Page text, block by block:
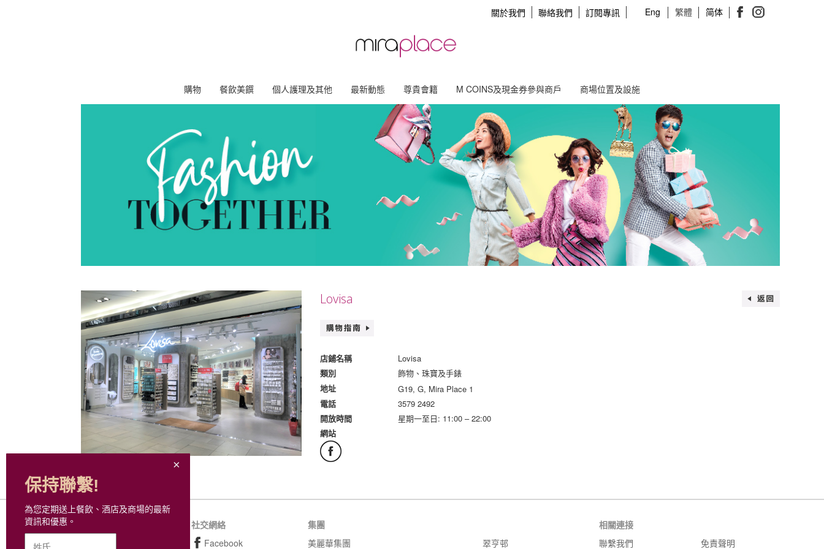
Eng 繁體 简体
關於我們 聯絡我們 訂閱專訊
購物 餐飲美饌 個人護理及其他 最新動態 尊貴會籍 M COINS及現金券參與商戶 商場位置及設施
Lovisa
店鋪名稱 Lovisa
類別 飾物、珠寶及手錶
地址 G19, G, Mira Place 1
電話 3579 2492
開放時間 星期一至日: 11:00 – 22:00
網站
社交網絡
Facebook
集團
美麗華集團
翠亨邨
相關連接
聯繫我們
免責聲明
保持聯繫!
為您定期送上餐飲、酒店及商場的最新
資訊和優惠。